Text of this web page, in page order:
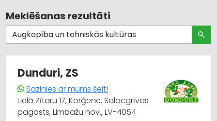
Visas nozares
Augkopība un tehniskās kultūras
Kurināmais
Agroķīmija, mēslošanas līdzekļi
Meklēšanas rezultāti
Dunduri, ZS
Sazinies ar mums šeit!
Lielā Zītaru 17, Korģene, Salacgrīvas
pagasts, Limbažu nov., LV-4054